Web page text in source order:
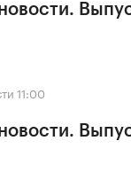
новости.
11:00
новости.